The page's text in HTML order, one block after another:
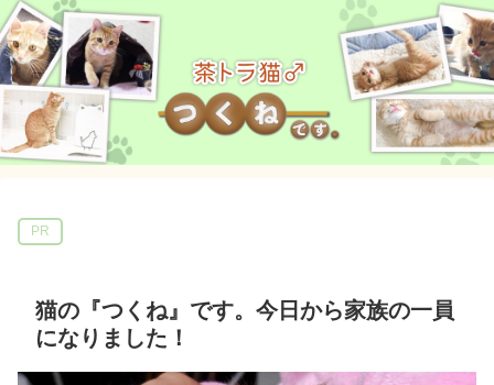
PR
猫の『つくね』です。今日から家族の一員
になりました！